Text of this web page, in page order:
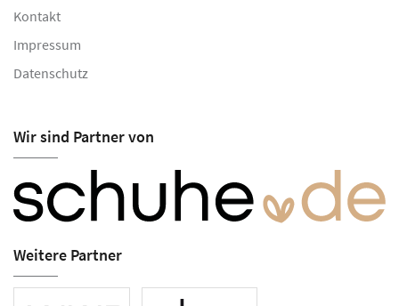
Kontakt
Impressum
Datenschutz
Wir sind Partner von
Weitere Partner